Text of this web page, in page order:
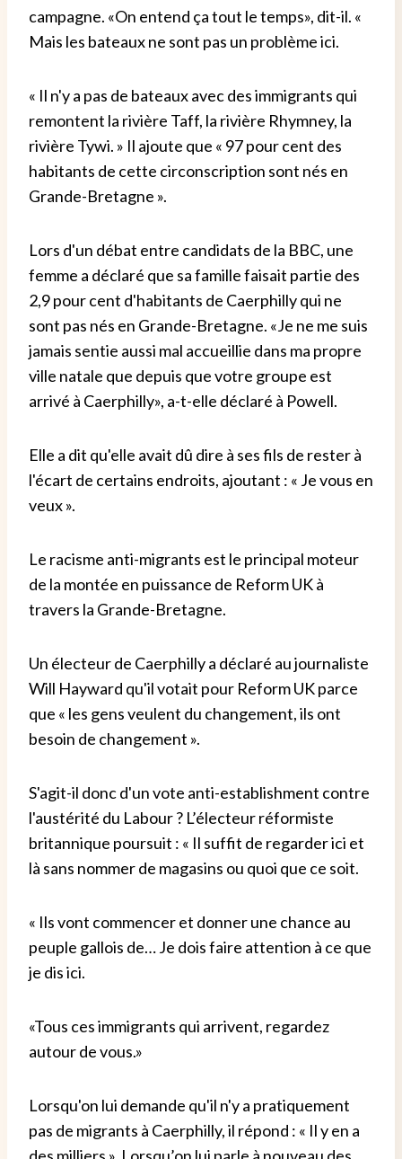
campagne. «On entend ça tout le temps», dit-il. «
Mais les bateaux ne sont pas un problème ici.
« Il n'y a pas de bateaux avec des immigrants qui
remontent la rivière Taff, la rivière Rhymney, la
rivière Tywi. » Il ajoute que « 97 pour cent des
habitants de cette circonscription sont nés en
Grande-Bretagne ».
Lors d'un débat entre candidats de la BBC, une
femme a déclaré que sa famille faisait partie des
2,9 pour cent d'habitants de Caerphilly qui ne
sont pas nés en Grande-Bretagne. «Je ne me suis
jamais sentie aussi mal accueillie dans ma propre
ville natale que depuis que votre groupe est
arrivé à Caerphilly», a-t-elle déclaré à Powell.
Elle a dit qu'elle avait dû dire à ses fils de rester à
l'écart de certains endroits, ajoutant : « Je vous en
veux ».
Le racisme anti-migrants est le principal moteur
de la montée en puissance de Reform UK à
travers la Grande-Bretagne.
Un électeur de Caerphilly a déclaré au journaliste
Will Hayward qu'il votait pour Reform UK parce
que « les gens veulent du changement, ils ont
besoin de changement ».
S'agit-il donc d'un vote anti-establishment contre
l'austérité du Labour ? L’électeur réformiste
britannique poursuit : « Il suffit de regarder ici et
là sans nommer de magasins ou quoi que ce soit.
« Ils vont commencer et donner une chance au
peuple gallois de… Je dois faire attention à ce que
je dis ici.
«Tous ces immigrants qui arrivent, regardez
autour de vous.»
Lorsqu'on lui demande qu'il n'y a pratiquement
pas de migrants à Caerphilly, il répond : « Il y en a